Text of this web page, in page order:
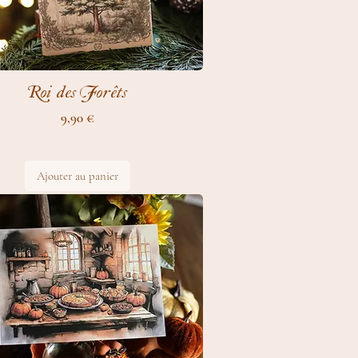
Roi des Forêts
Prix
9,90 €
Ajouter au panier